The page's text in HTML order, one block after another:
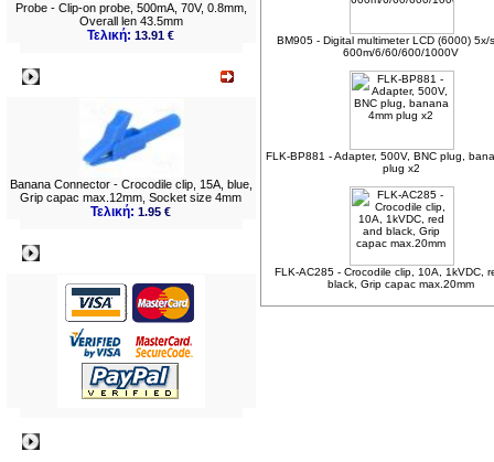
Probe - Clip-on probe, 500mA, 70V, 0.8mm,
Overall len 43.5mm
Τελική:13.91 €
Banana Connector - Crocodile clip, 15A, blue,
Grip capac max.12mm, Socket size 4mm
Τελική:1.95 €
BM905 - Digital multimeter LCD (6000) 5x/
600m/6/60/600/1000V
FLK-BP881 - Adapter, 500V, BNC plug,
plug x2
FLK-AC285 - Crocodile clip, 10A, 1kVDC,
black, Grip capac max.20mm